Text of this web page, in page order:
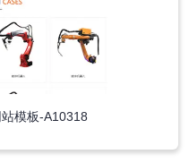
模板-A10318